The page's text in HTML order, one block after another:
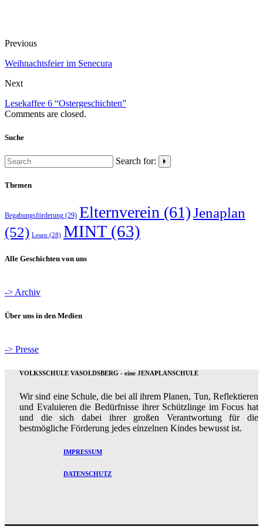
Previous
Weihnachtsfeier im Senecura
Next
Lesekaffee 6 “Ostergeschichten”
Comments are closed.
Suche
Search for:
Themen
Begabungsförderung (29) Elternverein (61)Jenaplan
(52) Lesen (28) MINT(63)
Alle Geschichten von uns
-> Archiv
Über uns in den Medien
-> Presse
VOLKSSCHULE VASOLDSBERG - eine JENAPLANSCHULE
Wir sind eine Schule, die bei all ihrem Planen, Tun, Reflektieren
und Evaluieren die Bedürfnisse ihrer Schützlinge im Focus hat
und die sich dabei ihrer großen Verantwortung für die
bestmögliche Förderung jedes einzelnen Kindes bewusst ist.
IMPRESSUM
DATENSCHUTZ